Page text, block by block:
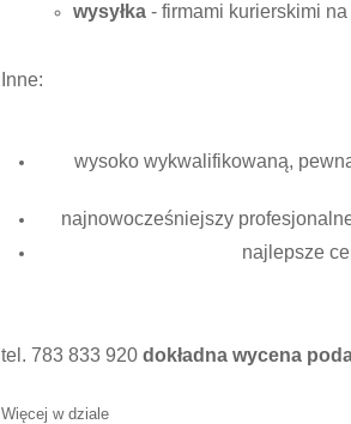
wysyłka - firmami kurierskimi
Inne:
wysoko wykwalifikowaną,
najnowocześniejszy
najlepsze
tel. 783 833 920 dokładna wycena
Więcej w dziale